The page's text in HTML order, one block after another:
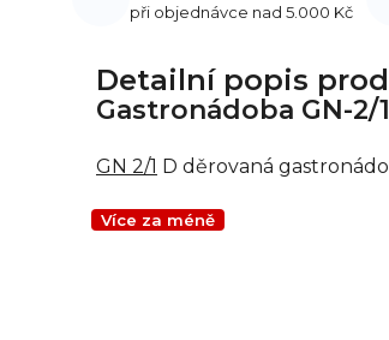
při objednávce nad 5.000 Kč
Detailní popis
Gastronádoba GN-
GN 2/1 D děrovaná
Více za méně